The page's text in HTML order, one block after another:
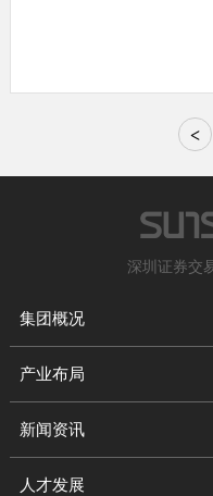
<
深圳证券交
集团概况
产业布局
新闻资讯
人才发展